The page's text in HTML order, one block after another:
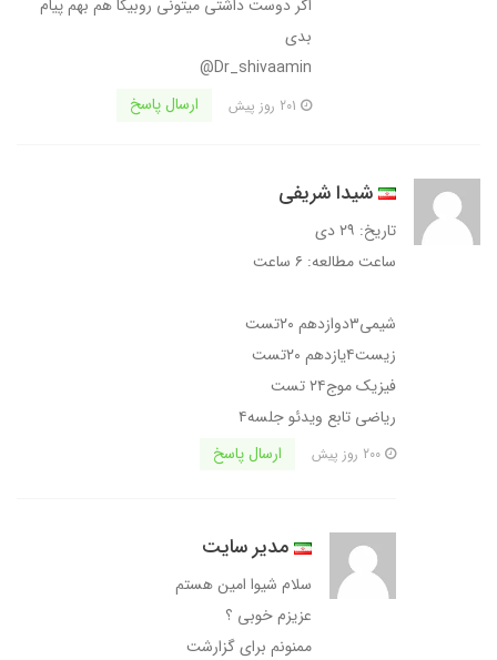
اگر دوست داشتی میتونی روبیکا هم بهم پیام
بدی
Dr_shivaamin@
ارسال پاسخ
شیدا شریفی
تاریخ: ۲۹ دی
ساعت مطالعه: ۶ ساعت
شیمی۳دوازدهم ۲۰تست
زیست۴یازدهم ۲۰تست
فیزیک موج۲۴ تست
ریاضی تابع ویدئو جلسه۴
ارسال پاسخ
مدیر سایت
سلام شیوا امین هستم
عزیزم خوبی ؟
ممنونم برای گزارشت